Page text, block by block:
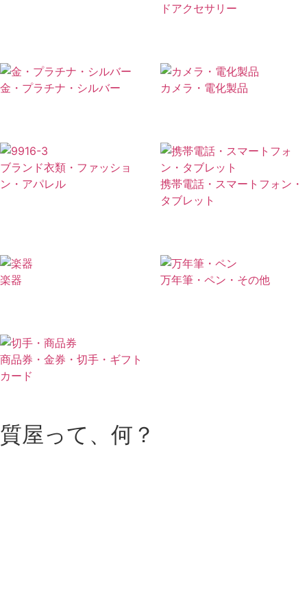
ドアクセサリー
金・プラチナ・シルバー カメラ・電化製品
ブランド衣類・ファッショ
ン・アパレル
携帯電話・スマートフォン・
タブレット
楽器 万年筆・ペン・その他
商品券・金券・切手・ギフト
カード
質屋って、何？